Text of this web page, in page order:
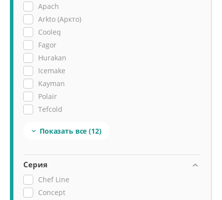
Apach
Arkto (Аркто)
Cooleq
Fagor
Hurakan
Icemake
Kayman
Polair
Tefcold
Vortmax
 Показать все (12)
Серия
Chef Line
Concept